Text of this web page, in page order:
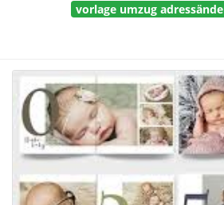
vorlage umzug